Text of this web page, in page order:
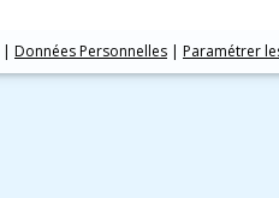
Données Personnelles Paramétrer